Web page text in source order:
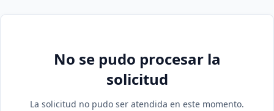
No se pudo procesar la
solicitud
La solicitud no pudo ser atendida en este momento.